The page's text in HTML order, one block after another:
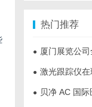
热门推荐
● 厦门展览公司全
● 激光跟踪仪在
● 贝净 AC 国际